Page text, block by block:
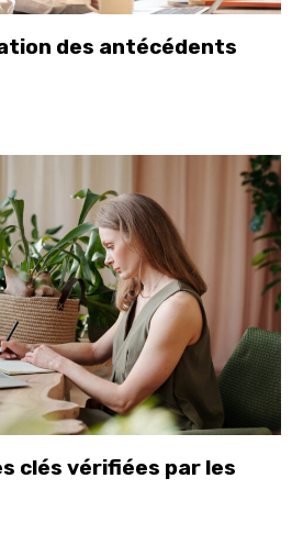
des antécédents
clés vérifiées par les